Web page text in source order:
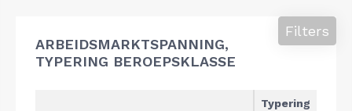
ARBEIDSMARKTSPANNING,
TYPERING BEROEPSKLASSE
Filters